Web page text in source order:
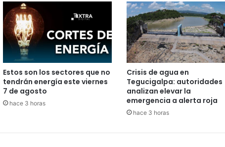
Estos son los sectores que no
tendrán energía este viernes
7 de agosto
hace 3 horas
Crisis de agua en
Tegucigalpa: autoridades
analizan elevar la
emergencia a alerta roja
hace 3 horas